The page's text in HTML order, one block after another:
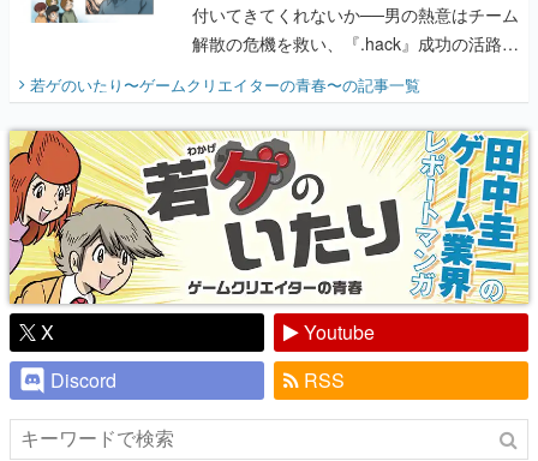
付いてきてくれないか──男の熱意はチーム
解散の危機を救い、『.hack』成功の活路を
『少年ジャンプ』色だった【若ゲのいた
り】
若ゲのいたり〜ゲームクリエイターの青春〜の記事一覧
X
Youtube
Discord
RSS